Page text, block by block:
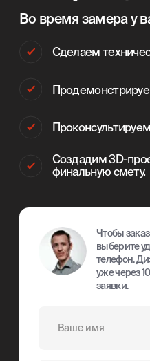
© 2025 — Мебельная фабрика ORSA
Политика конфиденциальности